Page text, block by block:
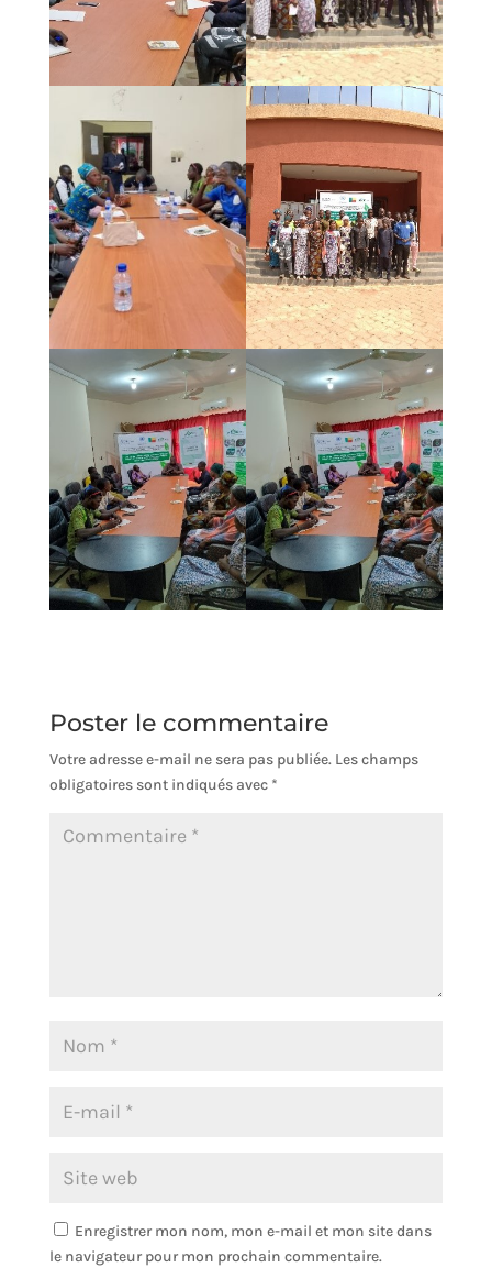
Poster le commentaire
Votre adresse e-mail ne sera pas publiée. Les champs
obligatoires sont indiqués avec *
Enregistrer mon nom, mon e-mail et mon site dans
le navigateur pour mon prochain commentaire.